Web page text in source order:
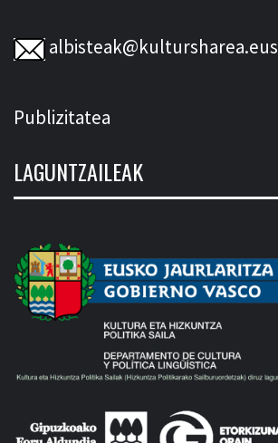
albisteak@kultursharea.eus
Publizitatea
LAGUNTZAILEAK